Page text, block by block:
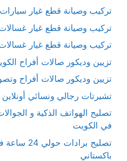
تركيب وصيانة قطع غيار
تركيب وصيانة قطع غيار
تركيب وصيانة قطع غيار
تزيين وديكور صالات أفراح
تزيين وديكور صالات أفراح
تشيرتات رجالي ونسائي
تصليح الهواتف الذكية و
في الكويت
تصليح
باكستاني